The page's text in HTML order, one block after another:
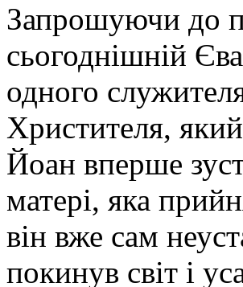
Запрошуючи до
сьогоднішній
одного
Христителя,
Йоан вперше
матері, яка
він вже сам
покинув світ і